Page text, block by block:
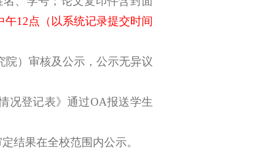
午12点（以系统记录提交时间
）审核及公示，公示无异议
况登记表》通过OA报送学生
结果在全校范围内公示。